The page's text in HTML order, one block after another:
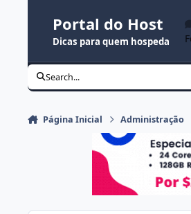
Portal do Host
Dicas para quem hospeda
Search...
Página Inicial Administração